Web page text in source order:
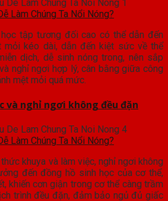
Làm Chúng Ta Nổi Nóng?
tập tương đối cao có thể dẫn đến
mỏi kéo dài, dẫn đến kiệt sức về thể
dịch, dễ sinh nóng trong, nên sắp
nghỉ ngơi hợp lý, cân bằng giữa công
mệt mỏi quá mức.
và nghỉ ngơi không đều đặn
Làm Chúng Ta Nổi Nóng?
khuya và làm việc, nghỉ ngơi không
đến đồng hồ sinh học của cơ thể,
khiến cơn giận trong cơ thể càng trầm
trình đều đặn, đảm bảo ngủ đủ giấc